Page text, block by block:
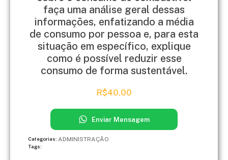
faça uma análise geral dessas
informações, enfatizando a média
de consumo por pessoa e, para esta
situação em específico, explique
como é possível reduzir esse
consumo de forma sustentável.
R$40,00
Enviar Mensagem
Categorias: ADMINISTRAÇÃO
Tags: